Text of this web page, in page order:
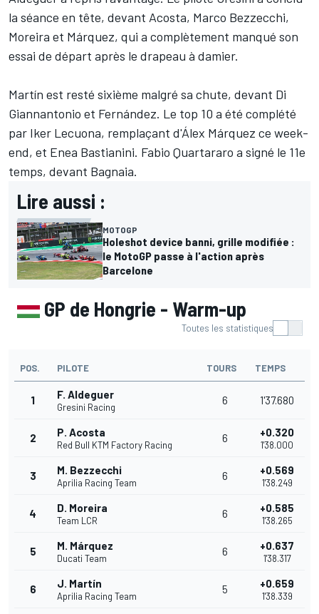
la séance en tête, devant Acosta, Marco Bezzecchi,
Moreira et Márquez, qui a complètement manqué son
essai de départ après le drapeau à damier.
Martín est resté sixième malgré sa chute, devant Di
Giannantonio et Fernández. Le top 10 a été complété
par Iker Lecuona, remplaçant d'Álex Márquez ce week-
end, et Enea Bastianini. Fabio Quartararo a signé le 11e
temps, devant Bagnaia.
Lire aussi :
MOTOGP
Holeshot device banni, grille modifiée :
le MotoGP passe à l'action après
Barcelone
GP de Hongrie - Warm-up
Toutes les statistiques
POS. PILOTE TOURS TEMPS
1 F. Aldeguer
Gresini Racing
6 1'37.680
2 P. Acosta
Red Bull KTM Factory Racing
6 +0.320
1'38.000
3 M. Bezzecchi
Aprilia Racing Team
6 +0.569
1'38.249
4 D. Moreira
Team LCR
6 +0.585
1'38.265
5 M. Márquez
Ducati Team
6 +0.637
1'38.317
6 J. Martín
Aprilia Racing Team
5 +0.659
1'38.339